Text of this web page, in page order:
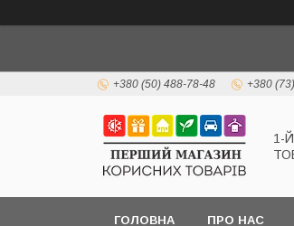
+380 (50) 488-78-48 +380
1-
ГОЛОВНА ПРО НАС